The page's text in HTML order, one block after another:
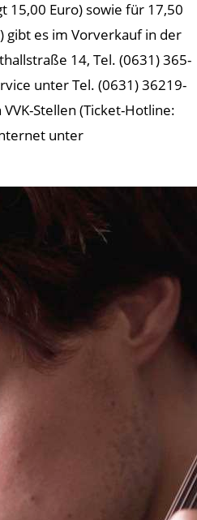
15,00 Euro) sowie für 17,50
gibt es im Vorverkauf in der
14, Tel. (0631) 365-
unter Tel. (0631) 36219-
Stellen (Ticket-Hotline:
unter